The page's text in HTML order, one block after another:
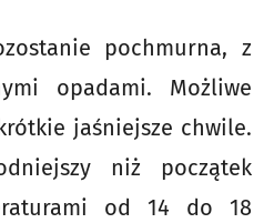
pochmurna, z
opadami. Możliwe
jaśniejsze chwile.
niż początek
od 14 do 18